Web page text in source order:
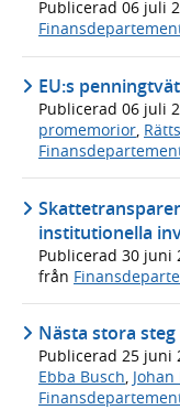
Publicerad 06 juli
EU:s
Publicerad 06 juli
promemorior,
institutionella
Publicerad 30 juni
från
Nästa stora
Publicerad 25 juni
Ebba Busch,